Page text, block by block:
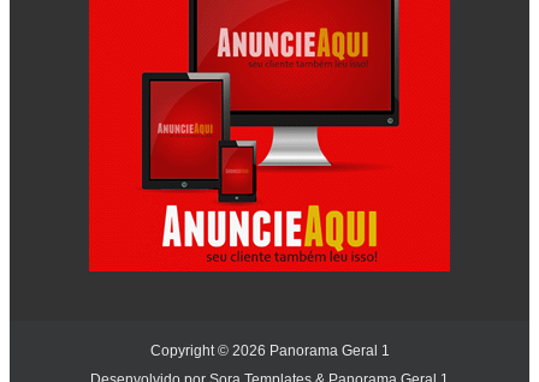
Copyright © 2026 Panorama Geral 1